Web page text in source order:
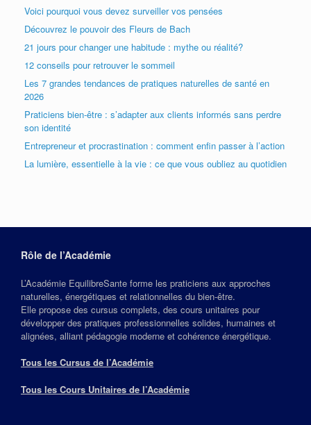
Voici pourquoi vous devez surveiller vos pensées
Découvrez le pouvoir des Fleurs de Bach
21 jours pour changer une habitude : mythe ou réalité?
12 conseils pour retrouver le sommeil
Les 7 grandes tendances de pratiques naturelles de santé en
2026
Praticiens bien-être : s’adapter aux clients informés sans perdre
son identité
Entrepreneur et procrastination : comment enfin passer à l’action
La lumière, essentielle à la vie : ce que vous oubliez au quotidien
Rôle de l’Académie
L’Académie EquilibreSante forme les praticiens aux approches
naturelles, énergétiques et relationnelles du bien‑être.
Elle propose des cursus complets, des cours unitaires pour
développer des pratiques professionnelles solides, humaines et
alignées, alliant pédagogie moderne et cohérence énergétique.
Tous les Cursus de l’Académie
Tous les Cours Unitaires de l’Académie